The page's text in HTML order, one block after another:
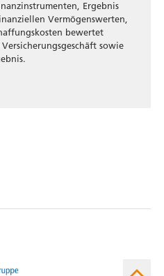
Ergebnis
Vermögenswerten,
bewertet
sowie